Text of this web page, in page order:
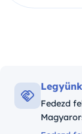
Fedezd